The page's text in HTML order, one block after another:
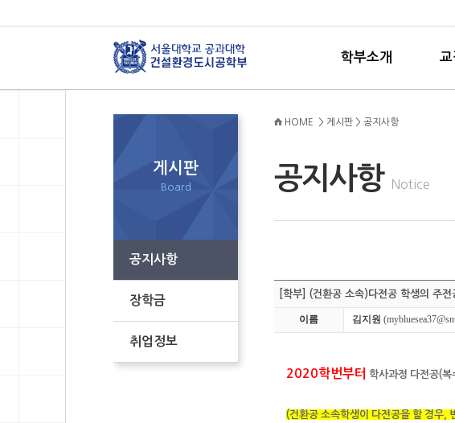
학부소개 교
게시판
Board
공지사항
장학금
취업정보
공지사항 Notice
HOME > 게시판 > 공지사항
[학부] (건환공 소속)다전공 학생의 주전
이름 김지원
2020학번부터 학사과정 다전공(
(건환공 소속학생이 다전공을 할 경우,